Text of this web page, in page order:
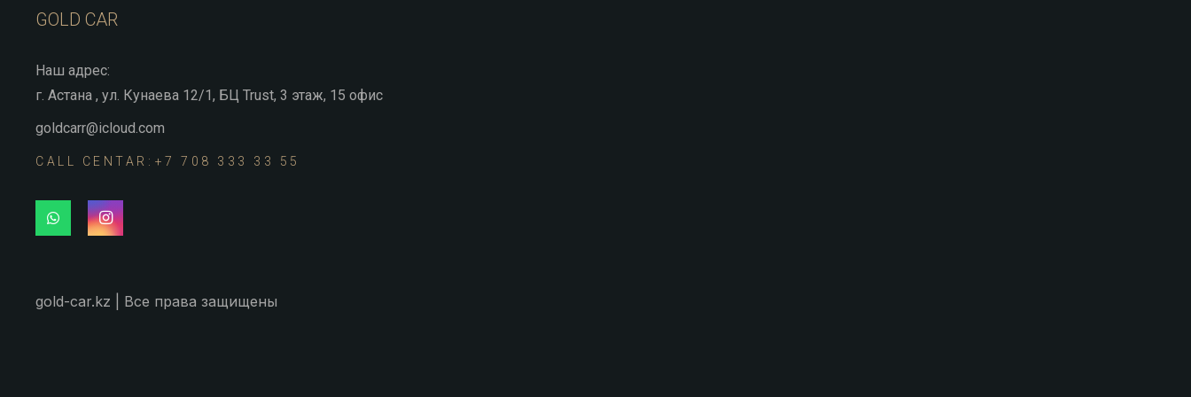
GOLD CAR
Наш адрес:
г. Астана , ул. Кунаева 12/1, БЦ Trust, 3 этаж, 15 офис
goldcarr@icloud.com
CALL CENTAR: +7 708 333 33 55
gold-car.kz | Все права защищены